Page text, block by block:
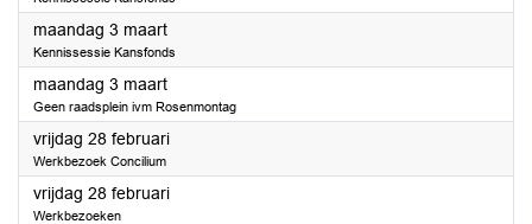
maandag 3 maart2025
Kennissessie Kansfonds
maandag 3 maart2025
Geen raadsplein ivm Rosenmontag
vrijdag 28 februari2025
Werkbezoek Concilium
vrijdag 28 februari2025
Werkbezoeken